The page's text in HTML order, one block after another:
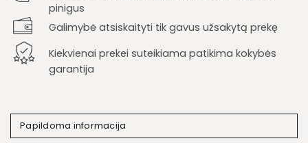
pinigus
Galimybė atsiskaityti tik gavus užsakytą prekę
Kiekvienai prekei suteikiama patikima kokybės
garantija
Papildoma informacija